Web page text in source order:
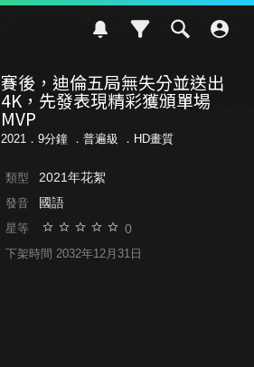
賽後，迪倫五局無失分並送出
4K，先發表現精彩獲頒單場
MVP
2021．9分鐘 ． 普遍級 ．HD畫質
類型 2021年花絮
發音 國語
星等 0
下架時間 2032年12月31日